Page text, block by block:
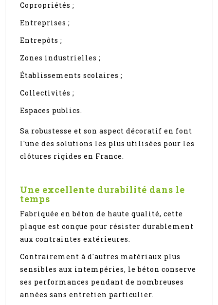
Copropriétés ;
Entreprises ;
Entrepôts ;
Zones industrielles ;
Établissements scolaires ;
Collectivités ;
Espaces publics.
Sa robustesse et son aspect décoratif en font
l'une des solutions les plus utilisées pour les
clôtures rigides en France.
Une excellente durabilité dans le
temps
Fabriquée en béton de haute qualité, cette
plaque est conçue pour résister durablement
aux contraintes extérieures.
Contrairement à d'autres matériaux plus
sensibles aux intempéries, le béton conserve
ses performances pendant de nombreuses
années sans entretien particulier.